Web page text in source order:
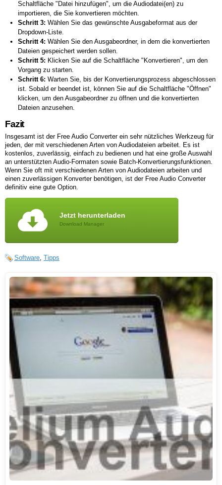
Schaltfläche "Datei hinzufügen", um die Audiodatei(en) zu
importieren, die Sie konvertieren möchten.
Schritt 3: Wählen Sie das gewünschte Ausgabeformat aus der
Dropdown-Liste.
Schritt 4: Wählen Sie den Ausgabeordner, in dem die konvertierten
Dateien gespeichert werden sollen.
Schritt 5: Klicken Sie auf die Schaltfläche "Konvertieren", um den
Vorgang zu starten.
Schritt 6: Warten Sie, bis der Konvertierungsprozess abgeschlossen
ist. Sobald er beendet ist, können Sie auf die Schaltfläche "Öffnen"
klicken, um den Ausgabeordner zu öffnen und die konvertierten
Dateien anzusehen.
Fazit
Insgesamt ist der Free Audio Converter ein sehr nützliches Werkzeug für
jeden, der mit verschiedenen Arten von Audiodateien arbeitet. Es ist
kostenlos, zuverlässig, einfach zu bedienen und hat eine große Auswahl
an unterstützten Audio-Formaten sowie Batch-Konvertierungsfunktionen.
Wenn Sie oft mit verschiedenen Arten von Audiodateien arbeiten und
einen zuverlässigen Konverter benötigen, ist der Free Audio Converter
definitiv eine gute Option.
Jetzt herunterladen
Download Manager
Software Tipps